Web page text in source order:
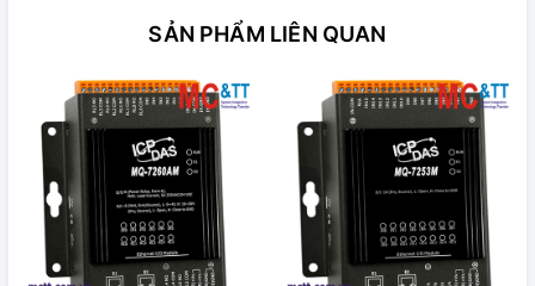
SẢN PHẨM LIÊN QUAN